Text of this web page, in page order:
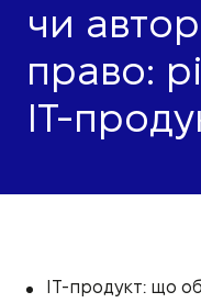
чи
право:
IT-
IT-продукт: що